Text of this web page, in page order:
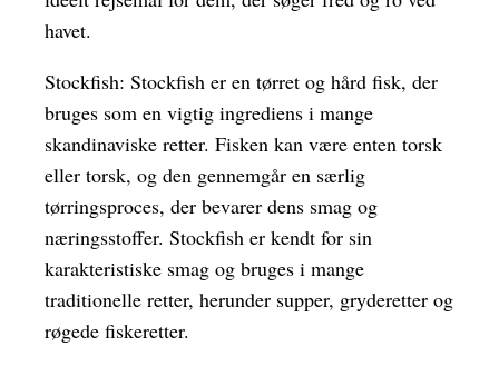
havet.
Stockfish: Stockfish er en tørret og hård fisk, der
bruges som en vigtig ingrediens i mange
skandinaviske retter. Fisken kan være enten torsk
eller torsk, og den gennemgår en særlig
tørringsproces, der bevarer dens smag og
næringsstoffer. Stockfish er kendt for sin
karakteristiske smag og bruges i mange
traditionelle retter, herunder supper, gryderetter og
røgede fiskeretter.